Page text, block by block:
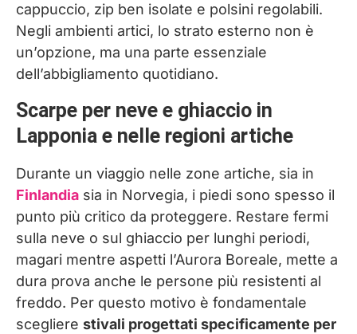
cappuccio, zip ben isolate e polsini regolabili.
Negli ambienti artici, lo strato esterno non è
un’opzione, ma una parte essenziale
dell’abbigliamento quotidiano.
Scarpe per neve e ghiaccio in
Lapponia e nelle regioni artiche
Durante un viaggio nelle zone artiche, sia in
Finlandia sia in Norvegia, i piedi sono spesso il
punto più critico da proteggere. Restare fermi
sulla neve o sul ghiaccio per lunghi periodi,
magari mentre aspetti l’Aurora Boreale, mette a
dura prova anche le persone più resistenti al
freddo. Per questo motivo è fondamentale
scegliere stivali progettati specificamente per